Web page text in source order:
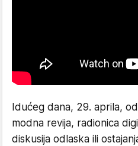
Idućeg dana, 29. aprila,
modna revija, radionica
diskusija odlaska ili